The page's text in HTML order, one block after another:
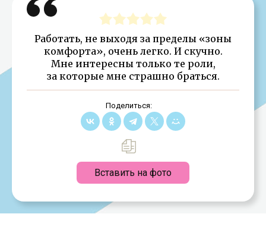
Работать, не выходя за пределы «зоны
комфорта», очень легко. И скучно.
Мне интересны только те роли,
за которые мне страшно браться.
Поделиться:
Вставить на фото